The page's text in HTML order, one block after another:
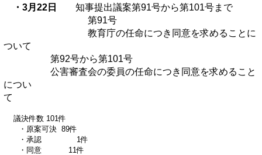
・3月22日 知事提出議案第91号から第101号まで
第91号
教育庁の任命につき同意を求めることに
ついて
第92号から第101号
公害審査会の委員の任命につき同意を求めること
につい
議決件数 101件
・原案可決 89件
・承認 1件
・同意 11件